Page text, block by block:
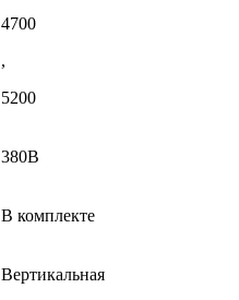
4700
,
5200
380В
В комплекте
Вертикальная